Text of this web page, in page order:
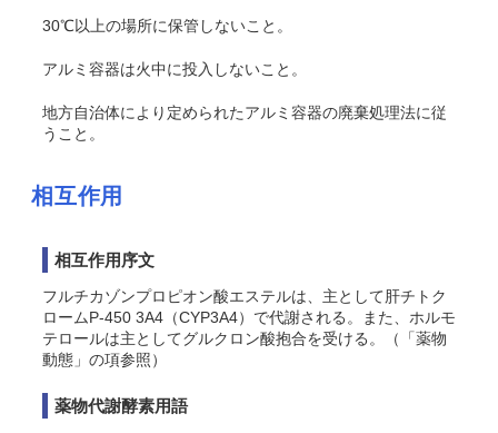
30℃以上の場所に保管しないこと。
アルミ容器は火中に投入しないこと。
地方自治体により定められたアルミ容器の廃棄処理法に従
うこと。
相互作用
相互作用序文
フルチカゾンプロピオン酸エステルは、主として肝チトク
ロームP-450 3A4（CYP3A4）で代謝される。また、ホルモ
テロールは主としてグルクロン酸抱合を受ける。（「薬物
動態」の項参照）
薬物代謝酵素用語